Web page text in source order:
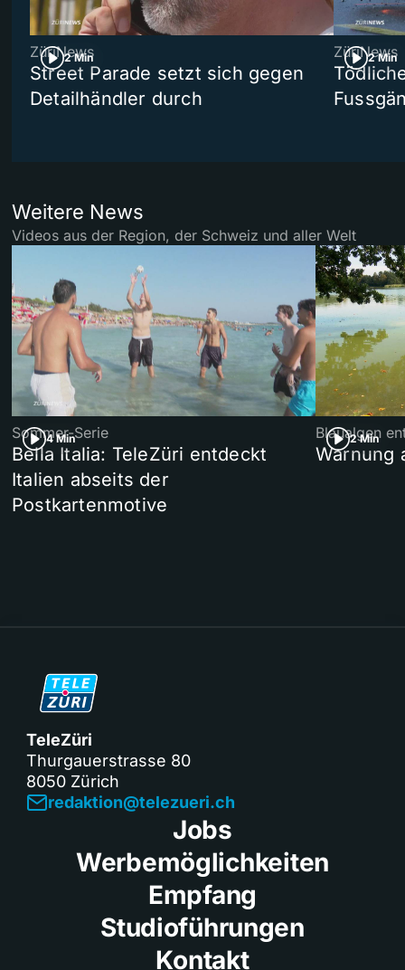
2 Min
ZüriNews
Street Parade setzt sich gegen
Detailhändler durch
2 Min
ZüriNews
Weitere News
Videos aus der Region, der Schweiz und aller Welt
4 Min
Sommer-Serie
Bella Italia: TeleZüri entdeckt
Italien abseits der
Postkartenmotive
2 Min
Blaualgen
Warnung
TeleZüri
Thurgauerstrasse 80
8050 Zürich
redaktion@telezueri.ch
Jobs
Werbemöglichkeiten
Empfang
Studioführungen
Kontakt